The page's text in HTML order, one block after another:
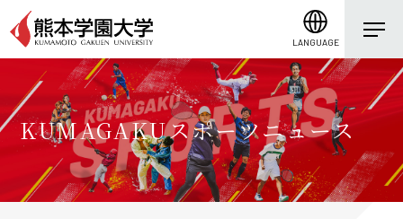
LANGUAGE
KUMAGAKUスポーツニュース